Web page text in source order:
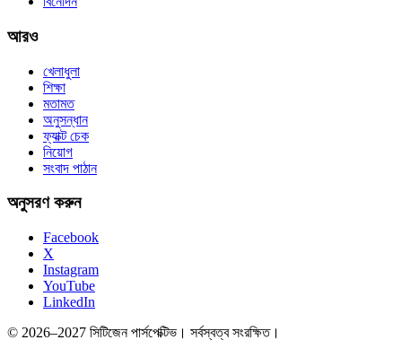
আরও
খেলাধুলা
শিক্ষা
মতামত
অনুসন্ধান
ফ্যাক্ট চেক
নিয়োগ
সংবাদ পাঠান
অনুসরণ করুন
Facebook
X
Instagram
YouTube
LinkedIn
© 2026–2027 সিটিজেন পার্সপেক্টিভ। সর্বস্বত্ব সংরক্ষিত।